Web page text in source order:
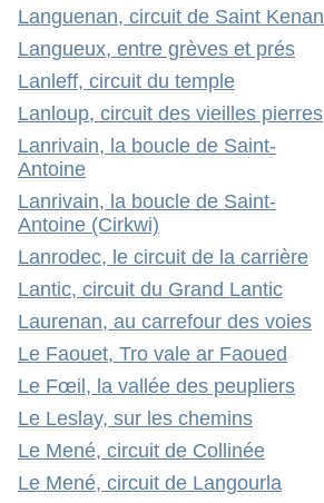
Languenan, circuit de Saint Kenan
Langueux, entre grèves et prés
Lanleff, circuit du temple
Lanloup, circuit des vieilles pierres
Lanrivain, la boucle de Saint-
Antoine
Lanrivain, la boucle de Saint-
Antoine (Cirkwi)
Lanrodec, le circuit de la carrière
Lantic, circuit du Grand Lantic
Laurenan, au carrefour des voies
Le Faouet, Tro vale ar Faoued
Le Fœil, la vallée des peupliers
Le Leslay, sur les chemins
Le Mené, circuit de Collinée
Le Mené, circuit de Langourla